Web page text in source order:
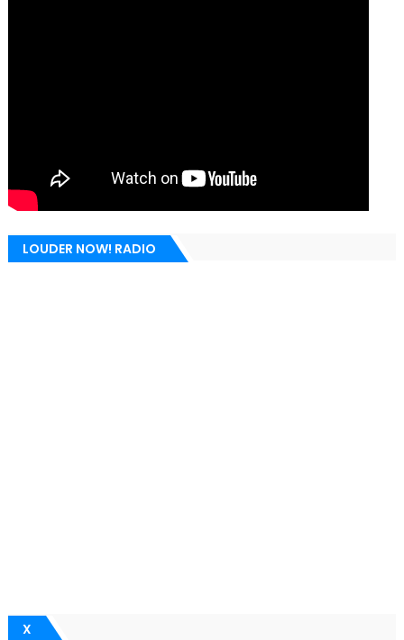
LOUDER NOW! RADIO
X